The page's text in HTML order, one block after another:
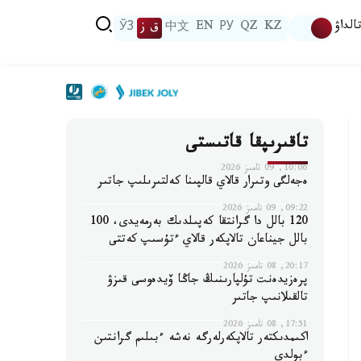
تالداۋ KZ
QZ
РУ
EN
中文 ق ز ЎЗ
تاقىرىپقا قاتىستى
10:06, 09 تامىز 2026
ەجەلگى وتىرار قالاي قالپىنا كەلتىرىلىپ جاتىر
09:22, 09 تامىز 2026
120 بالل دا گرانتقا كەپىلدىك بەرمەيدى، 100
بالل جيناعان تالاپكەر قالاي ءتۇسىپ كەتتى
20:17, 08 تامىز 2026
پرەزيدەنت تۇلپارىنىڭ جاڭا ۆيدەوسى قىزۋ
تالقىلانىپ جاتىر
17:51, 08 تامىز 2026
اكىمدىكتەر تالاپكەرلەرگە نەشە ءبىلىم گرانتىن
ءبولدى